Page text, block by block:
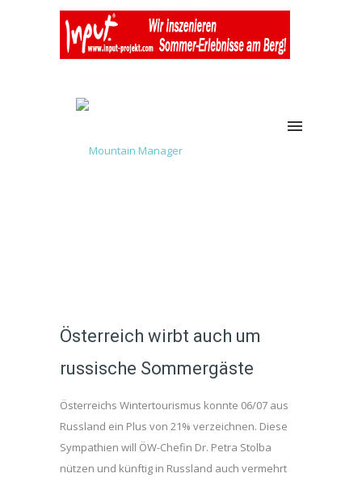
Österreich wirbt auch um
russische Sommergäste
Österreichs Wintertourismus konnte 06/07 aus
Russland ein Plus von 21% verzeichnen. Diese
Sympathien will ÖW-Chefin Dr. Petra Stolba
nützen und künftig in Russland auch vermehrt